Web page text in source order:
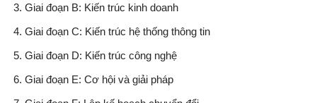
Giai đoạn B: Kiến trúc kinh doanh
Giai đoạn C: Kiến trúc hệ thống thông tin
Giai đoạn D: Kiến trúc công nghệ
Giai đoạn E: Cơ hội và giải pháp